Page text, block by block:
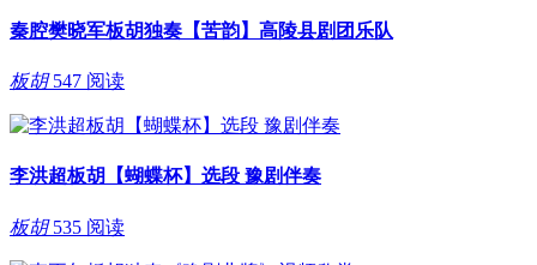
秦腔樊晓军板胡独奏【苦韵】高陵县剧团乐队
板胡 547 阅读
李洪超板胡【蝴蝶杯】选段 豫剧伴奏
板胡 535 阅读